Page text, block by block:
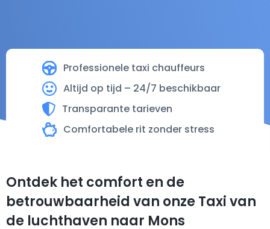
Professionele taxi chauffeurs
Altijd op tijd – 24/7 beschikbaar
Transparante tarieven
Comfortabele rit zonder stress
Ontdek het comfort en de
betrouwbaarheid van onze Taxi van
de luchthaven naar Mons